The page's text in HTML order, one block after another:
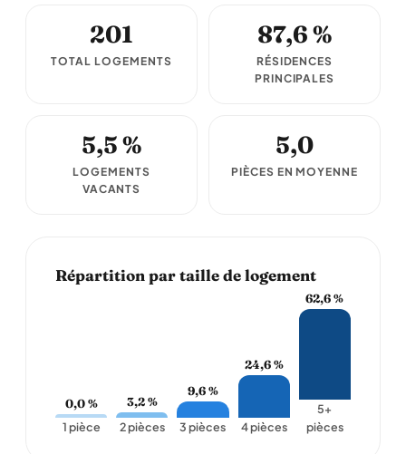
201
TOTAL LOGEMENTS
87,6 %
RÉSIDENCES
PRINCIPALES
5,5 %
LOGEMENTS
VACANTS
5,0
PIÈCES EN MOYENNE
Répartition par taille de logement
0,0 %
1 pièce
3,2 %
2 pièces
9,6 %
3 pièces
24,6 %
4 pièces
62,6 %
5+
pièces